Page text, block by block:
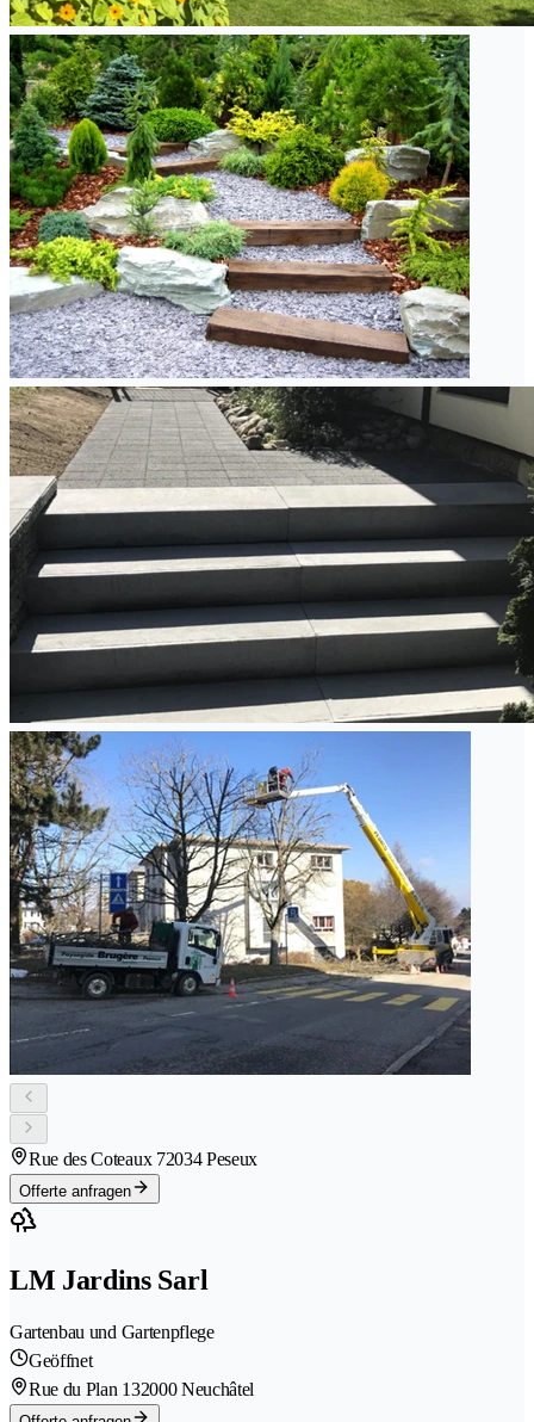
Rue des Coteaux 72034 Peseux
Offerte anfragen
LM Jardins Sarl
Gartenbau und Gartenpflege
Geöffnet
Rue du Plan 132000 Neuchâtel